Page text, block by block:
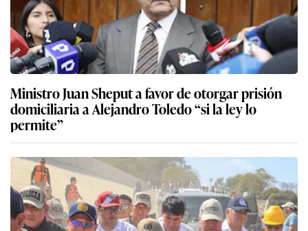
Ministro Juan Sheput a favor de otorgar prisión
domiciliaria a Alejandro Toledo “si la ley lo
permite”